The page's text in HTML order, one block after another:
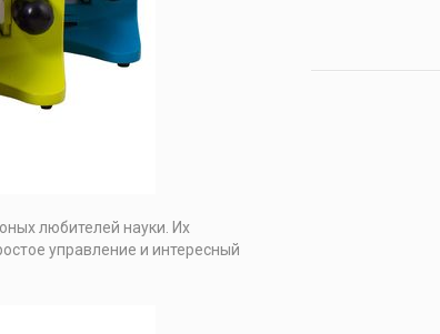
любителей науки. Их
управление и интересный